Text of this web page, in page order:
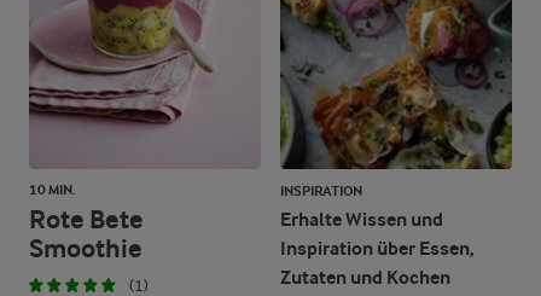
Kohlenhydrate
18,6 g
10 MIN.
Rote Bete
Smoothie
(1)
INSPIRATION
Erhalte Wissen und
Inspiration über Essen,
Zutaten und Kochen